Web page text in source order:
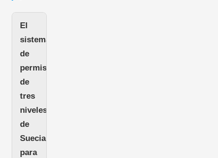
El
sistema
de
permisos
de
tres
niveles
de
Suecia
para